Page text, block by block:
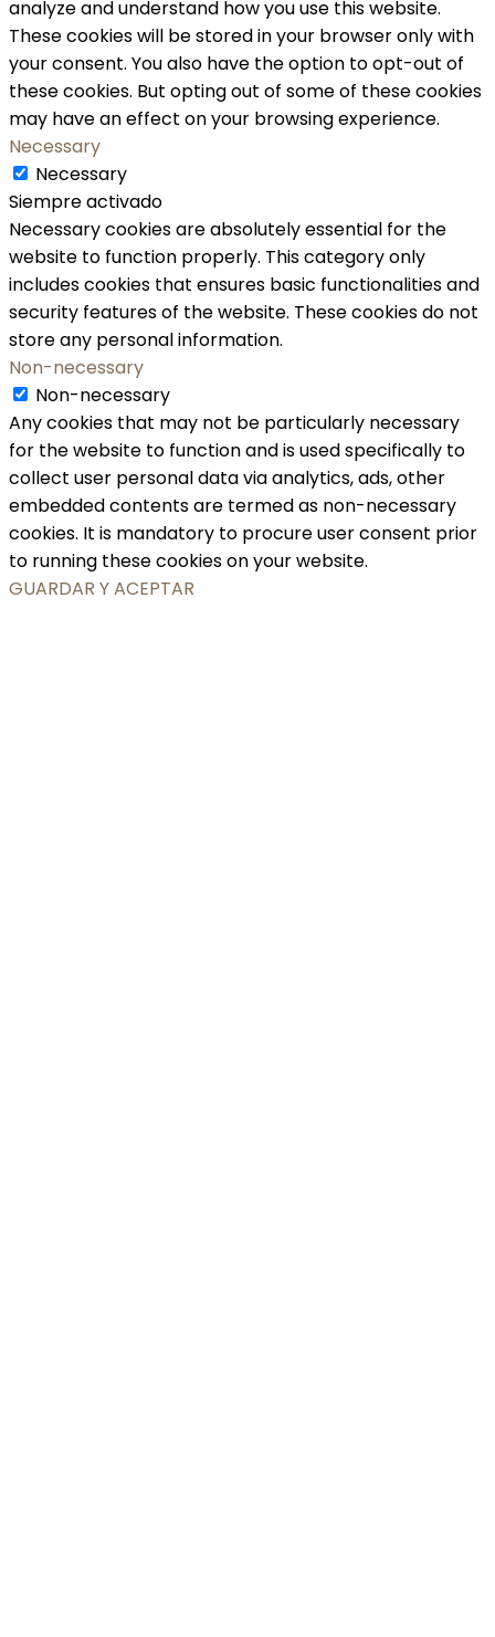
analyze and understand how you use this website.
These cookies will be stored in your browser only with
your consent. You also have the option to opt-out of
these cookies. But opting out of some of these cookies
may have an effect on your browsing experience.
Necessary
Necessary
Siempre activado
Necessary cookies are absolutely essential for the
website to function properly. This category only
includes cookies that ensures basic functionalities and
security features of the website. These cookies do not
store any personal information.
Non-necessary
Non-necessary
Any cookies that may not be particularly necessary
for the website to function and is used specifically to
collect user personal data via analytics, ads, other
embedded contents are termed as non-necessary
cookies. It is mandatory to procure user consent prior
to running these cookies on your website.
GUARDAR Y ACEPTAR